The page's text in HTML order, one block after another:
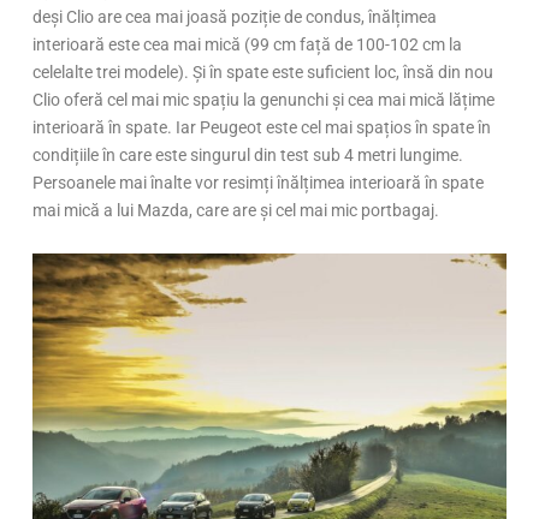
deși Clio are cea mai joasă poziție de condus, înălțimea
interioară este cea mai mică (99 cm față de 100-102 cm la
celelalte trei modele). Și în spate este suficient loc, însă din nou
Clio oferă cel mai mic spațiu la genunchi și cea mai mică lățime
interioară în spate. Iar Peugeot este cel mai spațios în spate în
condițiile în care este singurul din test sub 4 metri lungime.
Persoanele mai înalte vor resimți înălțimea interioară în spate
mai mică a lui Mazda, care are și cel mai mic portbagaj.